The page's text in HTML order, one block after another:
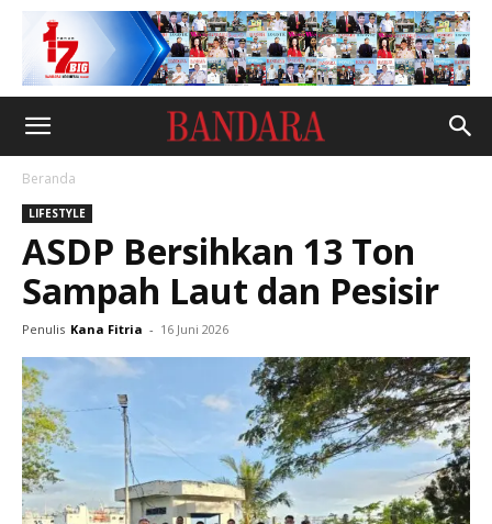
Beranda
LIFESTYLE
ASDP Bersihkan 13 Ton
Sampah Laut dan Pesisir
Penulis Kana Fitria - 16 Juni 2026